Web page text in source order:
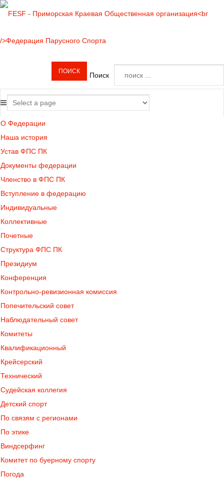
Поиск
О Федерации
Наша история
Устав ФПС ПК
Документы федерации
Членство в ФПС ПК
Вступление в федерацию
Индивидуальные
Коллективные
Почетные
Структура ФПС ПК
Президиум
Конференция
Контрольно-ревизионная комиссия
Попечительский совет
Наблюдательный совет
Комитеты
Квалификационный
Крейсерский
Технический
Судейская коллегия
Детский спорт
По связям с регионами
По этике
Виндсерфинг
Комитет по буерному спорту
Погода